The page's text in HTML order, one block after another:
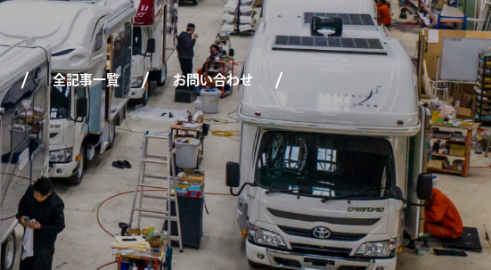
全記事一覧 お問い合わせ